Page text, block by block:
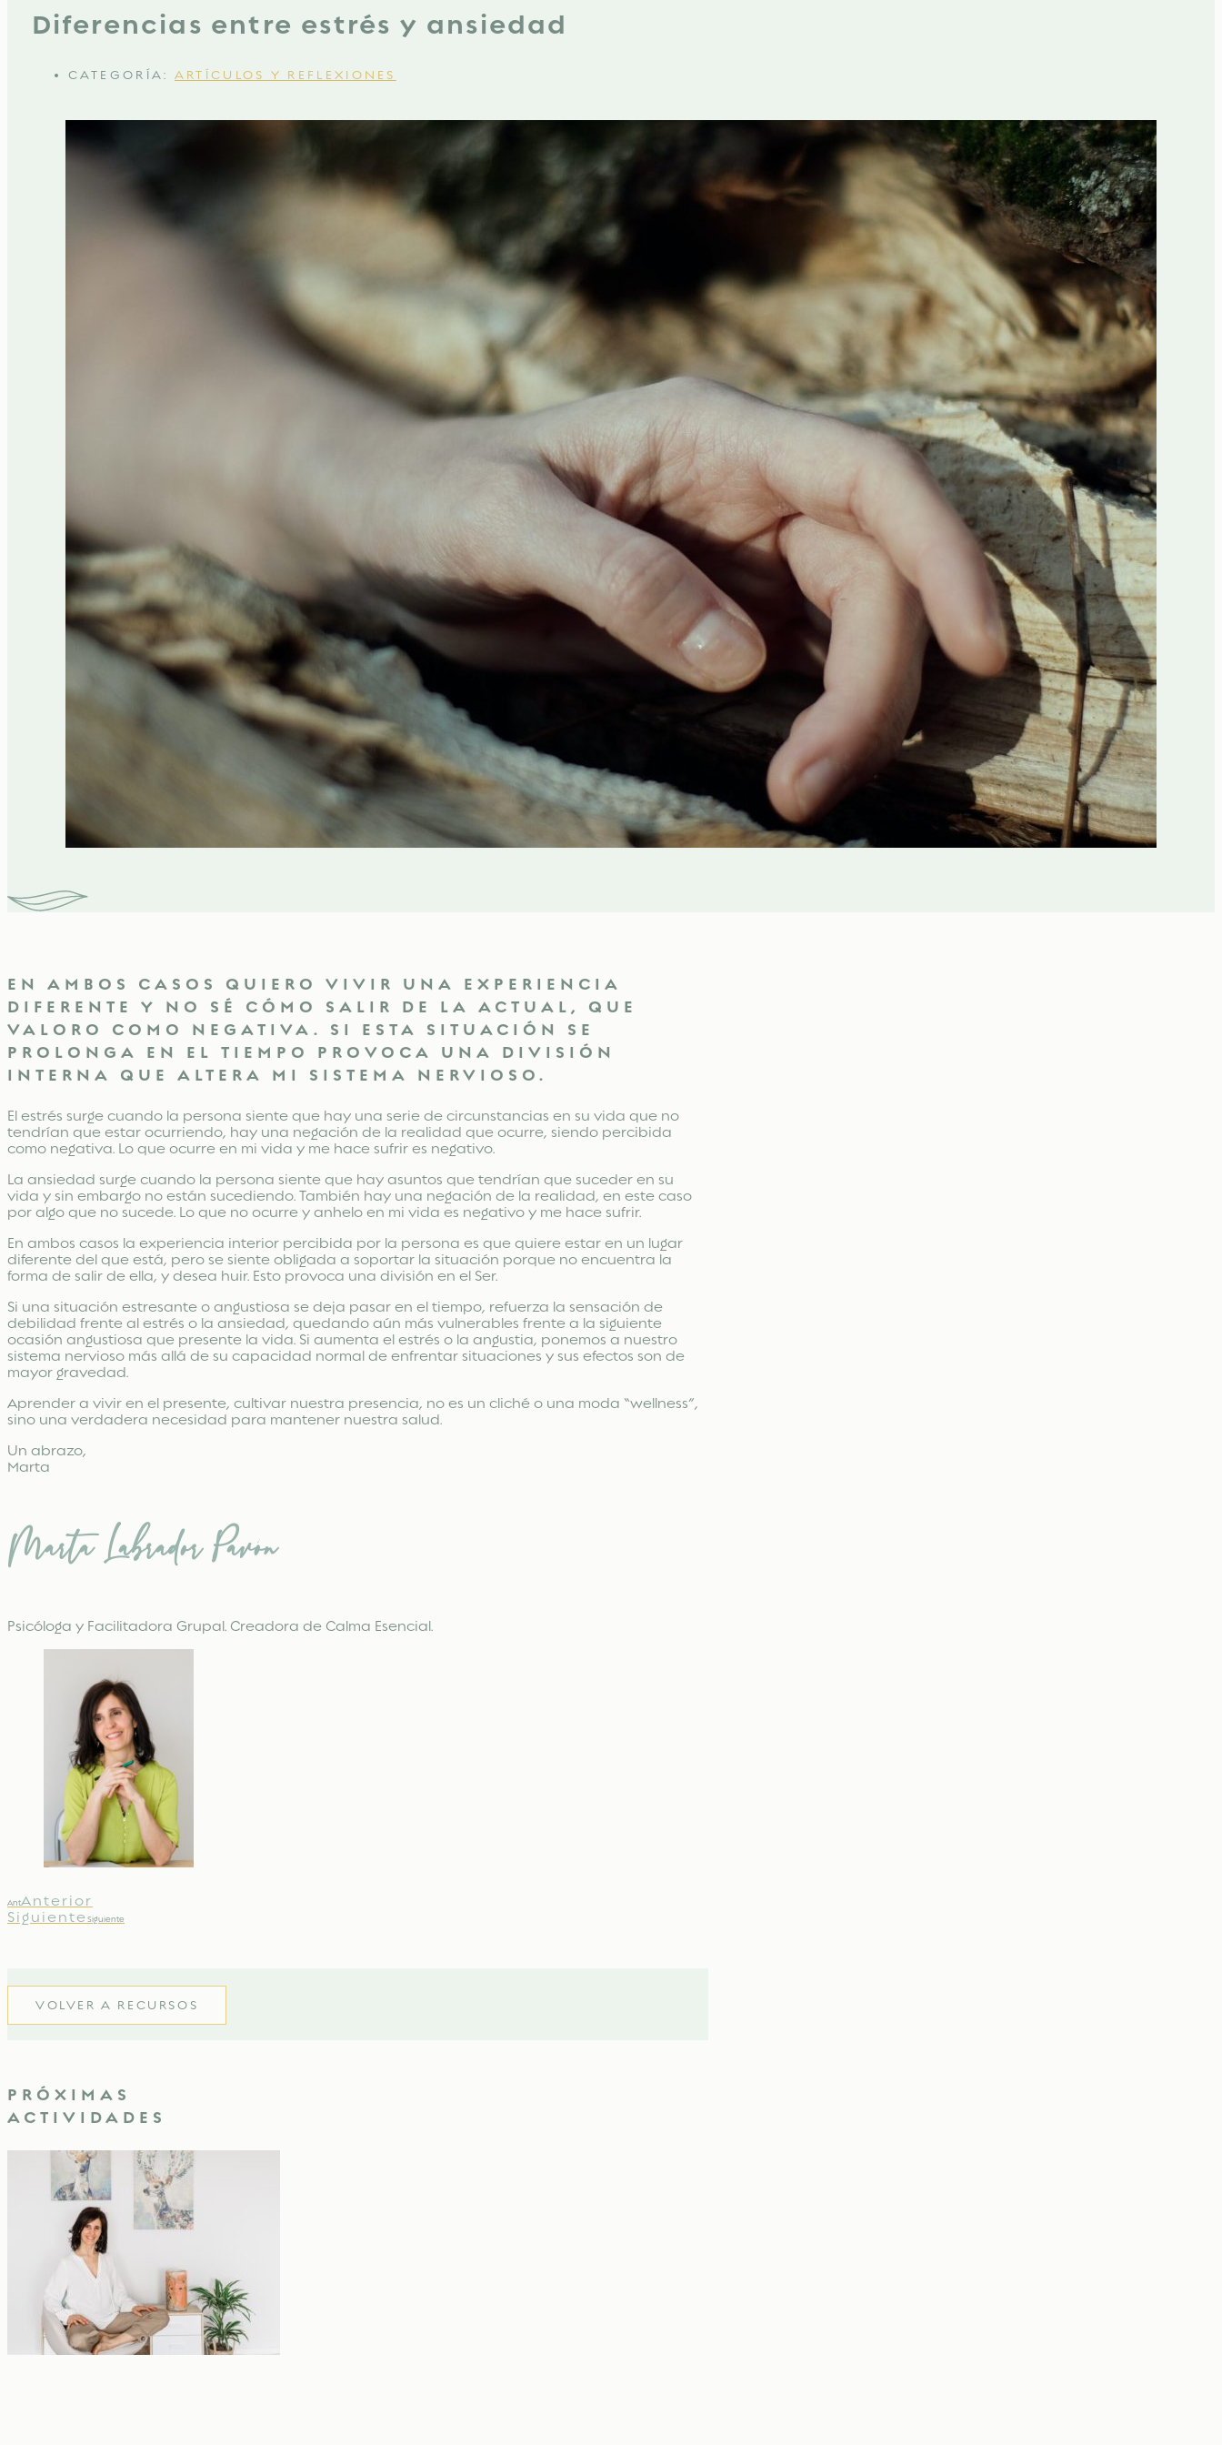
Diferencias entre estrés y ansiedad
CATEGORÍA: ARTÍCULOS Y REFLEXIONES
EN AMBOS CASOS QUIERO VIVIR UNA EXPERIENCIA
DIFERENTE Y NO SÉ CÓMO SALIR DE LA ACTUAL, QUE
VALORO COMO NEGATIVA. SI ESTA SITUACIÓN SE
PROLONGA EN EL TIEMPO PROVOCA UNA DIVISIÓN
INTERNA QUE ALTERA MI SISTEMA NERVIOSO.
El estrés surge cuando la persona siente que hay una serie de circunstancias en su vida que no
tendrían que estar ocurriendo, hay una negación de la realidad que ocurre, siendo percibida
como negativa. Lo que ocurre en mi vida y me hace sufrir es negativo.
La ansiedad surge cuando la persona siente que hay asuntos que tendrían que suceder en su
vida y sin embargo no están sucediendo. También hay una negación de la realidad, en este caso
por algo que no sucede. Lo que no ocurre y anhelo en mi vida es negativo y me hace sufrir.
En ambos casos la experiencia interior percibida por la persona es que quiere estar en un lugar
diferente del que está, pero se siente obligada a soportar la situación porque no encuentra la
forma de salir de ella, y desea huir. Esto provoca una división en el Ser.
Si una situación estresante o angustiosa se deja pasar en el tiempo, refuerza la sensación de
debilidad frente al estrés o la ansiedad, quedando aún más vulnerables frente a la siguiente
ocasión angustiosa que presente la vida. Si aumenta el estrés o la angustia, ponemos a nuestro
sistema nervioso más allá de su capacidad normal de enfrentar situaciones y sus efectos son de
mayor gravedad.
Aprender a vivir en el presente, cultivar nuestra presencia, no es un cliché o una moda “wellness”,
sino una verdadera necesidad para mantener nuestra salud.
Un abrazo,
Marta
Marta Labrador Pavón
Psicóloga y Facilitadora Grupal. Creadora de Calma Esencial.
AntAnterior
Siguiente Siguiente
VOLVER A RECURSOS
PRÓXIMAS
ACTIVIDADES